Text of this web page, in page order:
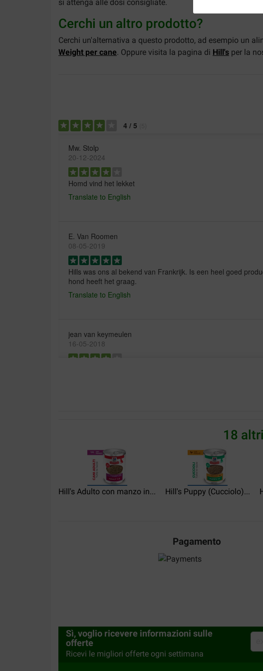
si attenga alle dosi consigliate.
Cerchi un altro prodotto?
Cerchi un'alternativa a questo prodotto, ad esempio un
Weight per cane. Oppure visita la pagina di Hill's per la
4 / 5
Mw. Stolp
20-12-2024
Homd vind het lekket
Translate to English
E. Van Roomen
08-05-2019
Hills was ons al bekend van Frankrijk. Is een heel goed
hond heeft het graag.
Translate to English
jean van keymeulen
16-05-2018
18
Hill's Adulto con manzo in... Hill's Puppy (Cucciolo)...
Pagamento
Sì, voglio ricevere informazioni sulle
offerte
Ricevi le migliori offerte ogni settimana